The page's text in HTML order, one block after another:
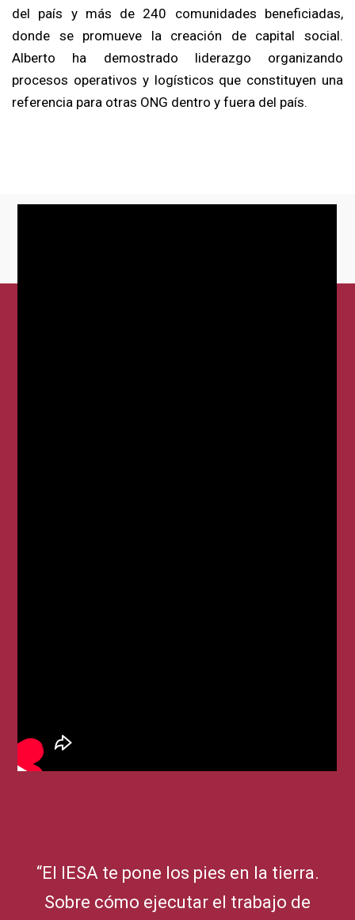
del país y más de 240 comunidades beneficiadas,
donde se promueve la creación de capital social.
Alberto ha demostrado liderazgo organizando
procesos operativos y logísticos que constituyen una
referencia para otras ONG dentro y fuera del país.
“El IESA te pone los pies en la tierra.
Sobre cómo ejecutar el trabajo de